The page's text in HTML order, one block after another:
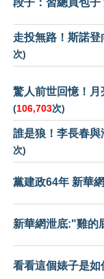
走投無路！斯諾
次)
驚人前世回憶！
(106,703次)
誰是狼！李長春
次)
黨建政64年 新華
新華網泄底:"雞的
看看這個婊子是如